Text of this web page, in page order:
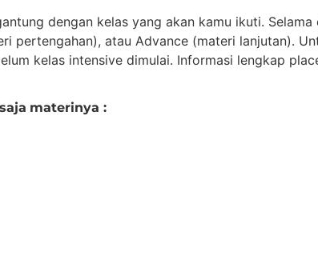
dengan kelas yang akan kamu ikuti.
pertengahan), atau Advance (materi lanjutan).
kelas intensive dimulai. Informasi lengkap
saja materinya :